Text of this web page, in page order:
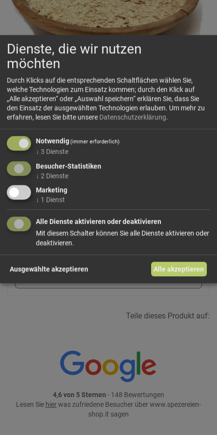
Hefeflocken
Hefeflocken sind inaktive Nährhefe mit angenehm nussig-
würzigem Geschmack und eine geschätzte Zutat der
pflanzlichen Küche. Sie werden häufig zur
geschmacklichen Verfeinerung von Pasta, Salaten oder
Von Natur aus reich an pflanzlichem Eiweiß sowie B-
vegetarische oder vegane...
mehr Infos +
Größe: 120 g Preis: 5,50 €
Teile dieses Produkt auf:
4,6 von 5 Sternen - 148 Bewertungen
Lesen Sie hierwas zufriedene Besucher über www.spezereien-
shop.it sagen
Dienste, die wir nutzen
möchten
Durch Klicks auf die entsprechenden Schaltflächen wählen Sie,
welche Technologien zum Einsatz kommen; durch den Klick auf
„Alle akzeptieren“ oder „Auswahl speichern“ erklären Sie, dass Sie
den Einsatz der ausgewählten Technologien erlauben. Um mehr zu
erfahren, lesen Sie bitte unsere Datenschutzerklärung.
Notwendig(immer erforderlich)
↓ 3 Dienste
Besucher-Statistiken
↓ 2 Dienste
Marketing
↓ 1 Dienst
Alle Dienste aktivieren oder deaktivieren
Mit diesem Schalter können Sie alle Dienste aktivieren oder
deaktivieren.
Ausgewählte akzeptieren Alle akzeptieren